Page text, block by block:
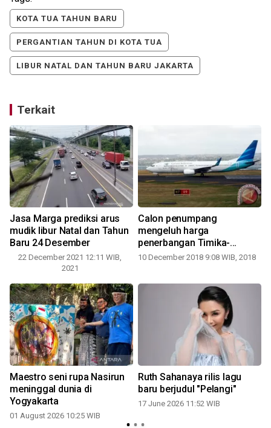
KOTA TUA TAHUN BARU
PERGANTIAN TAHUN DI KOTA TUA
LIBUR NATAL DAN TAHUN BARU JAKARTA
Terkait
Jasa Marga prediksi arus
mudik libur Natal dan Tahun
Baru 24 Desember
22 December 2021 12:11 WIB,
2021
Calon penumpang
mengeluh harga
penerbangan Timika-
Jakarta capai Rp5 juta
10 December 2018 9:08 WIB, 2018
Maestro seni rupa Nasirun
meninggal dunia di
Yogyakarta
01 August 2026 10:25 WIB
Ruth Sahanaya rilis lagu
baru berjudul "Pelangi"
17 June 2026 11:52 WIB